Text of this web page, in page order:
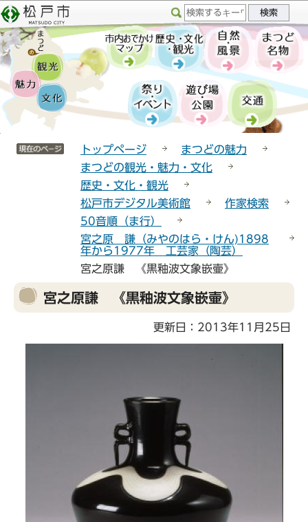
こ
の
ペ
ー
ジ
の
先
サ
イ
ト
メ
ニ
ュ
ー
このページの本文へ移動
サイトメニューここまで
トップページ
まつどの魅力
まつどの観光・魅力・文化
歴史・文化・観光
松戸市デジタル美術館
作家検索
50音順（ま行）
宮之原 謙（みやのはら・けん)1898
年から1977年 工芸家（陶芸）
宮之原謙 《黒釉波文象嵌壷》
本
文
宮之原謙 《黒釉波文象嵌壷》
更新日：2013年11月25日